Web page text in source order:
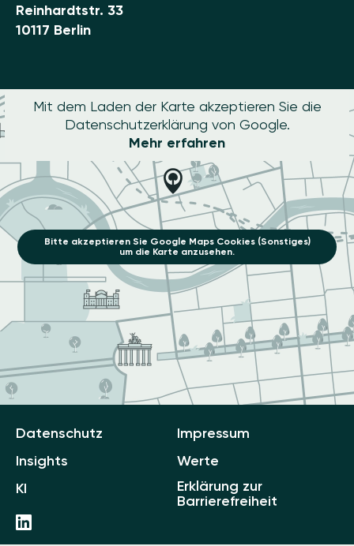
Reinhardtstr. 33
10117 Berlin
Mit dem Laden der Karte akzeptieren Sie die
Datenschutzerklärung von Google.
Mehr erfahren
Bitte akzeptieren Sie Google Maps Cookies (Sonstiges)
um die Karte anzusehen.
Datenschutz
Impressum
Insights
Werte
KI
Erklärung zur
Barrierefreiheit